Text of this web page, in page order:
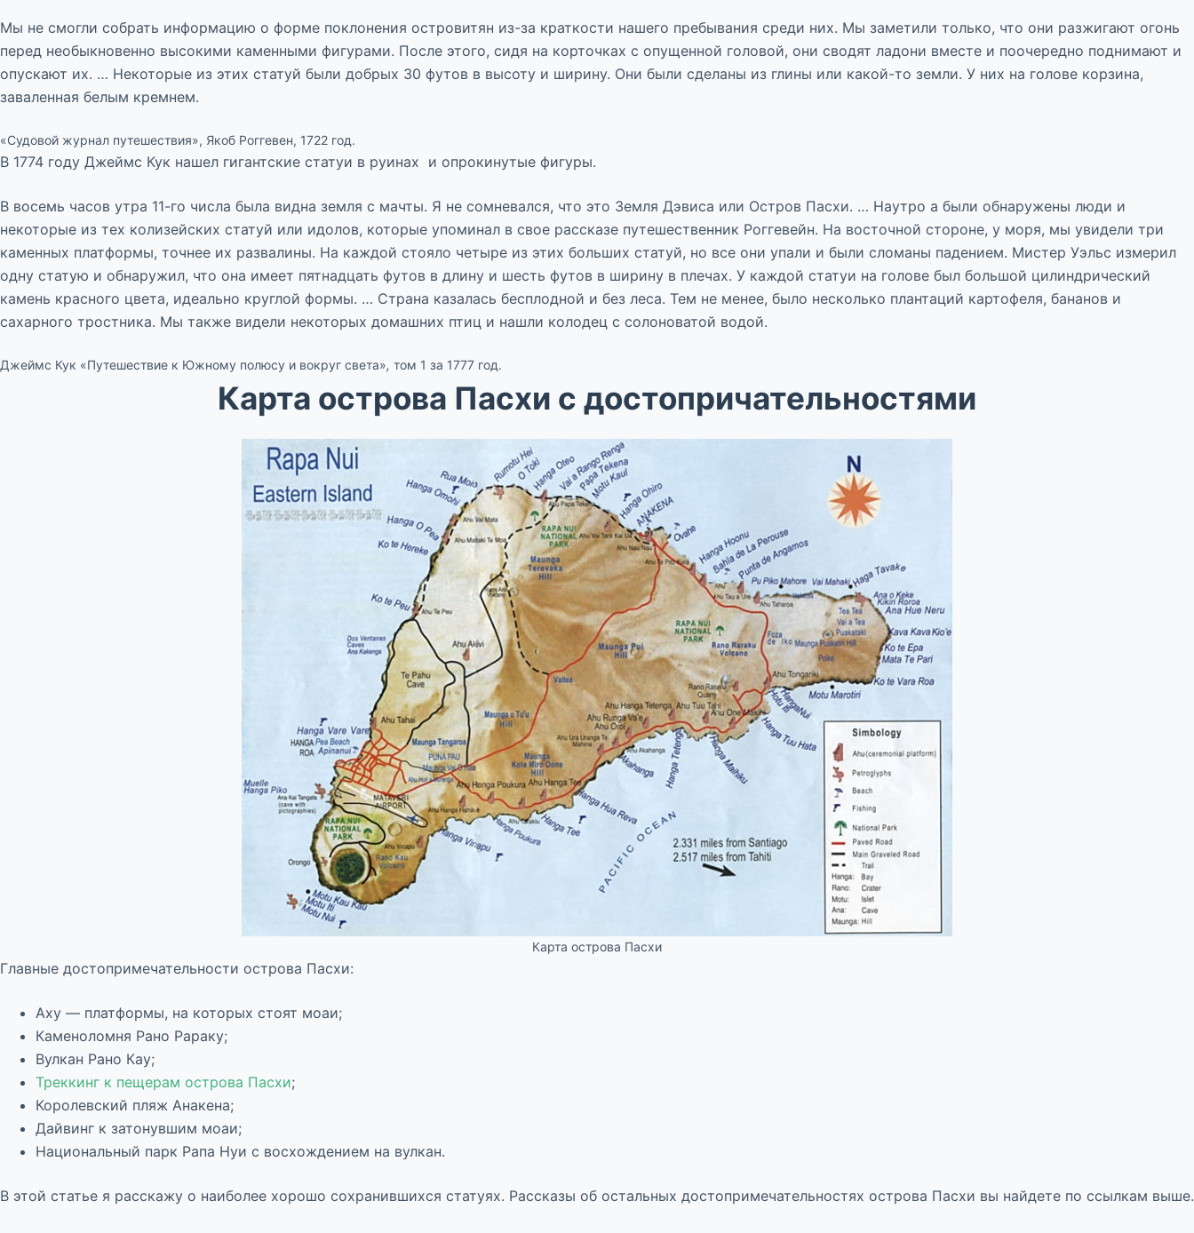
Мы не смогли собрать информацию о форме поклонения островитян из-за краткости нашего пребывания среди них. Мы заметили только, что они разжигают огонь
перед необыкновенно высокими каменными фигурами. После этого, сидя на корточках с опущенной головой, они сводят ладони вместе и поочередно поднимают и
опускают их. … Некоторые из этих статуй были добрых 30 футов в высоту и ширину. Они были сделаны из глины или какой-то земли. У них на голове корзина,
заваленная белым кремнем.
«Судовой журнал путешествия», Якоб Роггевен, 1722 год.
В 1774 году Джеймс Кук нашел гигантские статуи в руинах и опрокинутые фигуры.
В восемь часов утра 11-го числа была видна земля с мачты. Я не сомневался, что это Земля Дэвиса или Остров Пасхи. … Наутро а были обнаружены люди и
некоторые из тех колизейских статуй или идолов, которые упоминал в свое рассказе путешественник Роггевейн. На восточной стороне, у моря, мы увидели три
каменных платформы, точнее их развалины. На каждой стояло четыре из этих больших статуй, но все они упали и были сломаны падением. Мистер Уэльс измерил
одну статую и обнаружил, что она имеет пятнадцать футов в длину и шесть футов в ширину в плечах. У каждой статуи на голове был большой цилиндрический
камень красного цвета, идеально круглой формы. … Страна казалась бесплодной и без леса. Тем не менее, было несколько плантаций картофеля, бананов и
сахарного тростника. Мы также видели некоторых домашних птиц и нашли колодец с солоноватой водой.
Джеймс Кук «Путешествие к Южному полюсу и вокруг света», том 1 за 1777 год.
Карта острова Пасхи с достопричательностями
Карта острова Пасхи
Главные достопримечательности острова Пасхи:
Аху — платформы, на которых стоят моаи;
Каменоломня Рано Рараку;
Вулкан Рано Кау;
Треккинг к пещерам острова Пасхи;
Королевский пляж Анакена;
Дайвинг к затонувшим моаи;
Национальный парк Рапа Нуи с восхождением на вулкан.
В этой статье я расскажу о наиболее хорошо сохранившихся статуях. Рассказы об остальных достопримечательностях острова Пасхи вы найдете по ссылкам выше.